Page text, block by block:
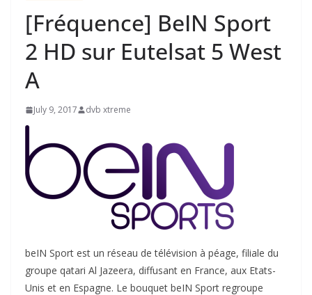
[Fréquence] BeIN Sport
2 HD sur Eutelsat 5 West
A
July 9, 2017 dvb xtreme
beIN Sport est un réseau de télévision à péage, filiale du
groupe qatari Al Jazeera, diffusant en France, aux Etats-
Unis et en Espagne. Le bouquet beIN Sport regroupe